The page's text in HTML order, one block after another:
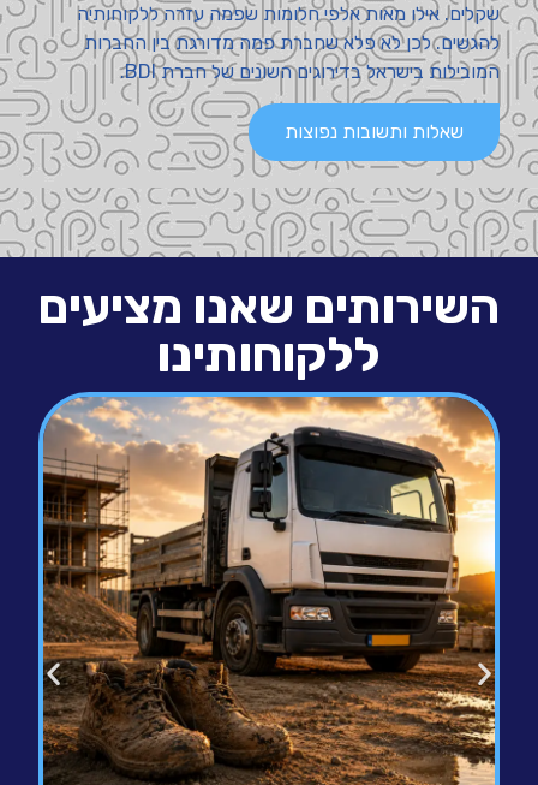
שקלים. אילו מאות אלפי חלומות שפמה עזרה ללקוחותיה
להגשים. לכן לא פלא שחברת פמה מדורגת בין החברות
המובילות בישראל בדירוגים השונים של חברת BDI.
שאלות ותשובות נפוצות
השירותים שאנו מציעים
ללקוחותינו